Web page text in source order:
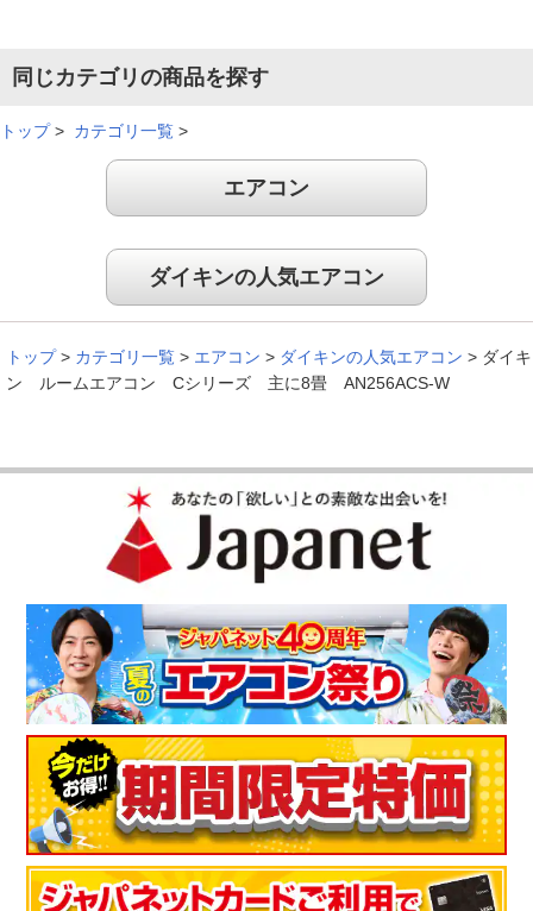
同じカテゴリの商品を探す
トップ> カテゴリ一覧 >
エアコン
ダイキンの人気エアコン
トップ > カテゴリ一覧 > エアコン > ダイキンの人気エアコン > ダイキ
ン ルームエアコン Cシリーズ 主に8畳 AN256ACS-W